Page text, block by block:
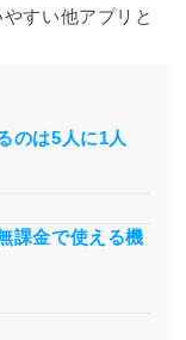
すい他アプリと
のは5人に1人
課金で使える機